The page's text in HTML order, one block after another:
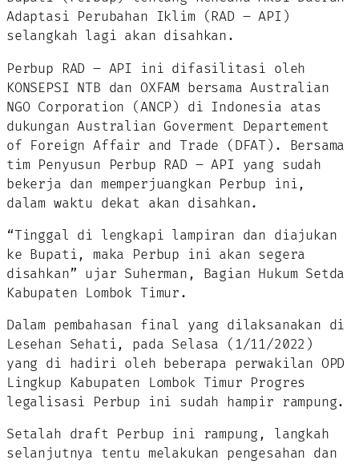
Adaptasi Perubahan Iklim (RAD – API)
selangkah lagi akan disahkan.
Perbup RAD – API ini difasilitasi oleh
KONSEPSI NTB dan OXFAM bersama Australian
NGO Corporation (ANCP) di Indonesia atas
dukungan Australian Goverment Departement
of Foreign Affair and Trade (DFAT). Bersama
tim Penyusun Perbup RAD – API yang sudah
bekerja dan memperjuangkan Perbup ini,
dalam waktu dekat akan disahkan.
“Tinggal di lengkapi lampiran dan diajukan
ke Bupati, maka Perbup ini akan segera
disahkan” ujar Suherman, Bagian Hukum Setda
Kabupaten Lombok Timur.
Dalam pembahasan final yang dilaksanakan di
Lesehan Sehati, pada Selasa (1/11/2022)
yang di hadiri oleh beberapa perwakilan OPD
Lingkup Kabupaten Lombok Timur Progres
legalisasi Perbup ini sudah hampir rampung.
Setalah draft Perbup ini rampung, langkah
selanjutnya tentu melakukan pengesahan dan